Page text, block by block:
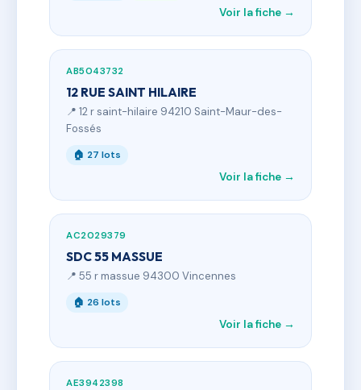
Voir la fiche →
AB5043732
12 RUE SAINT HILAIRE
📍 12 r saint-hilaire 94210 Saint-Maur-des-
Fossés
🏠 27 lots
Voir la fiche →
AC2029379
SDC 55 MASSUE
📍 55 r massue 94300 Vincennes
🏠 26 lots
Voir la fiche →
AE3942398